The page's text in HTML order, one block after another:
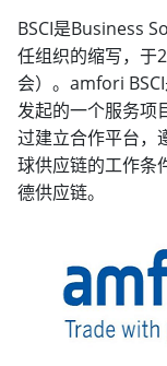
BSCI是Business
任组织的缩写，于
会）。amfori
发起的一个服务项
过建立合作平台，
球供应链的工作条
德供应链。